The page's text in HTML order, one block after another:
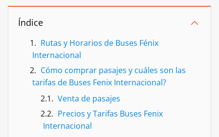
Índice
Rutas y Horarios de Buses Fénix
Internacional
Cómo comprar pasajes y cuáles son las
tarifas de Buses Fenix Internacional?
Venta de pasajes
Precios y Tarifas Buses Fenix
Internacional